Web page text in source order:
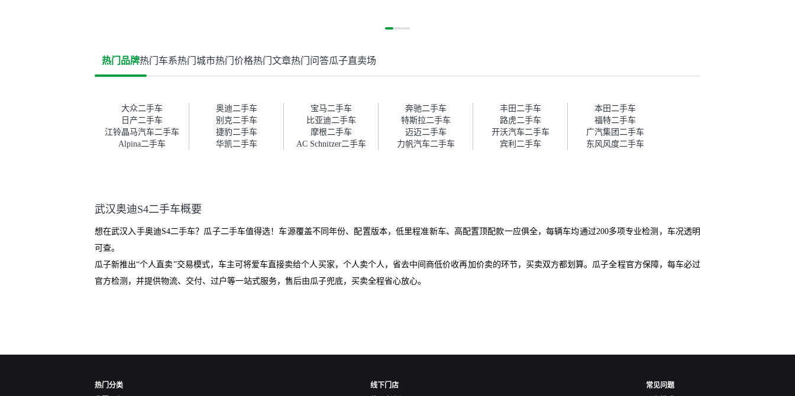
果跟你们的报告是符合的，所以
这次车况没问题。购车流程挺快
车。去之前我提前跟交接人员说
好，到了之后要当着我的面再做
一次复检，你们也安排了师傅，
服务可以，速度很快。体验下来
自营车的感觉是要比个人车好一
我协商，主动权在平台手里。”
价格比车商那便宜，车况也有检
捷，其他平台的分期需要到当地
障。”
帮我谈价。自营车我讲过价，最
后是通过花一块钱买优惠券的方
式，便宜了800块钱成交。”
热门品牌热门车系热门城市热门价格热门文章热门问答瓜子直卖场
大众二手车 奥迪二手车 宝马二手车 奔驰二手车 丰田二手车
本田二手车
日产二手车
别克二手车 比亚迪二手车 特斯拉二手车 路虎二手车
福特二手车
江铃晶马汽车二手车
捷豹二手车 摩根二手车 迈迈二手车 开沃汽车二手车
广汽集团二手车
Alpina二手车
华凯二手车 AC Schnitzer二手车 力帆汽车二手车 宾利二手车 东风风度二手车
武汉奥迪S4二手车概要
想在武汉入手奥迪S4二手车？瓜子二手车值得选！车源覆盖不同年份、配置版本，低里程准新车、高配置顶配款一应俱全，每辆车均通过200多项专业检测，车况透明
可查。
瓜子新推出“个人直卖”交易模式，车主可将爱车直接卖给个人买家，个人卖个人，省去中间商低价收再加价卖的环节，买卖双方都划算。瓜子全程官方保障，每车必过
官方检测，并提供物流、交付、过户等一站式服务，售后由瓜子兜底，买卖全程省心放心。
热门分类
线下门店
常见问题